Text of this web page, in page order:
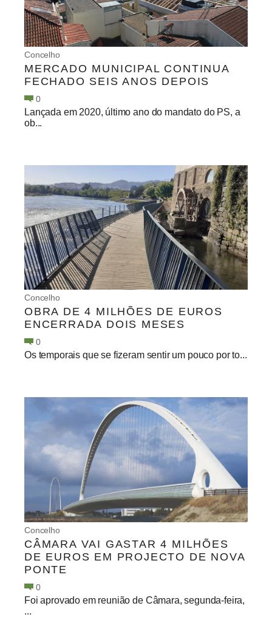
Concelho
MERCADO MUNICIPAL CONTINUA
FECHADO SEIS ANOS DEPOIS
0
Lançada em 2020, último ano do mandato do PS, a
ob...
Concelho
OBRA DE 4 MILHÕES DE EUROS
ENCERRADA DOIS MESES
0
Os temporais que se fizeram sentir um pouco por to...
Concelho
CÂMARA VAI GASTAR 4 MILHÕES
DE EUROS EM PROJECTO DE NOVA
PONTE
0
Foi aprovado em reunião de Câmara, segunda-feira,
...